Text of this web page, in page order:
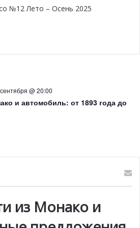
Для создания тиары
Этьен Нито, основатель
использовал около 1040
Франции решило продать тиару,
она является собственностью
которая и предоставила ее
году.
№12 Лето – Осень 2025
@ 20:00
и автомобиль: от 1893 года до
из Монако и